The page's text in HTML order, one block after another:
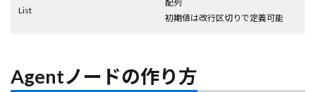
List
配列
初期値は改行区切りで定義可能
Agentノードの作り方